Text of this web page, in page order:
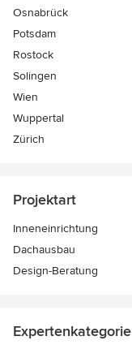
Osnabrück
Potsdam
Rostock
Solingen
Wien
Wuppertal
Zürich
Projektart
Inneneinrichtung
Dachausbau
Design-Beratung
Expertenkategorie